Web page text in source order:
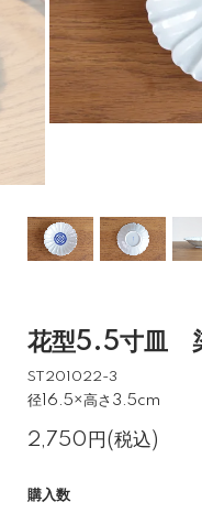
花型5.5寸皿
ST201022-3
径16.5×高さ3.5cm
2,750円(税込)
購入数